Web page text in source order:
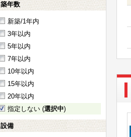
築年数
新築/1年内
3年以内
5年以内
7年以内
10年以内
15年以内
20年以内
指定しない (選択中)
設備